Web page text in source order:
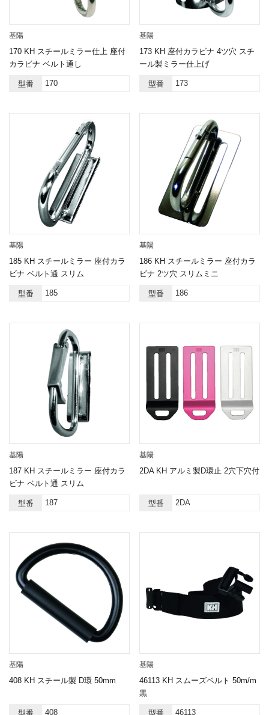
基陽
170 KH スチールミラー仕上 座付
カラビナ ベルト通し
型番 170
基陽
173 KH 座付カラビナ 4ツ穴 スチ
ール製ミラー仕上げ
型番 173
基陽
185 KH スチールミラー 座付カラ
ビナ ベルト通 スリム
型番 185
基陽
186 KH スチールミラー 座付カラ
ビナ 2ツ穴 スリムミニ
型番 186
基陽
187 KH スチールミラー 座付カラ
ビナ ベルト通 スリム
型番 187
基陽
2DA KH アルミ製D環止 2穴下穴付
型番 2DA
基陽
408 KH スチール製 D環 50mm
型番 408
基陽
46113 KH スムーズベルト 50m/m
黒
型番 46113